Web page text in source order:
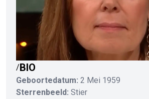
/ BIO
Geboortedatum: 2 Mei 1959
Sterrenbeeld: Stier